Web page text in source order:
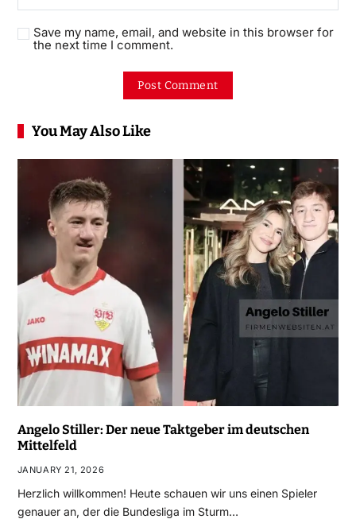
Save my name, email, and website in this browser for
the next time I comment.
You May Also Like
Angelo Stiller: Der neue Taktgeber im deutschen
Mittelfeld
JANUARY 21, 2026
Herzlich willkommen! Heute schauen wir uns einen Spieler
genauer an, der die Bundesliga im Sturm…